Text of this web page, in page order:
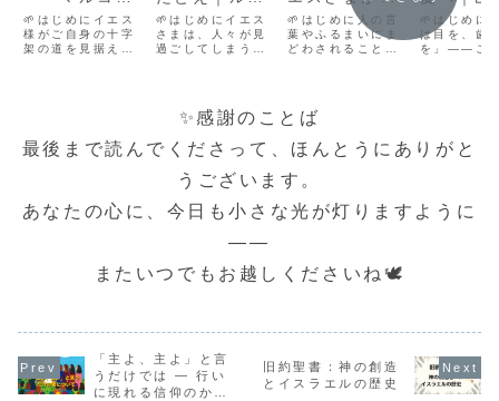
章とマタイ18
章に見る、へ
りくだりと赦
🌱はじめにイエス
様がご自身の十字
架の道を見据えな
書9章とマタイの
です。ここには、
「誰が一番偉い...
の福音書19章
1-28節
🌱はじめにイエス
さまは、人々が見
過ごしてしまうよ
今日の物語に登場
するザアカイは、
罪人とされていた
彼に、イエスさま
は真っすぐ目を向
けてくださいま
す。そして、たと
えた「本当の
姿」の見分け
方
🌱はじめに人の言
葉やふるまいにま
どわされることな
んな深くてやさし
のたとえで語られ
葉よりも、どんな
装いよりも、その
人が日々どんな実
を結んでいるか
説教に学
エスの教
🌱はじめに
は目を、歯
を」――こ
道を示され
頬をも向け
い」この教
✨感謝のことば
最後まで読んでくださって、ほんとうにありがと
うございます。
あなたの心に、今日も小さな光が灯りますように
――
またいつでもお越しくださいね🕊️
「主よ、主よ」と言
うだけでは ― 行い
に現れる信仰のかた
旧約聖書：神の創造
とイスラエルの歴史